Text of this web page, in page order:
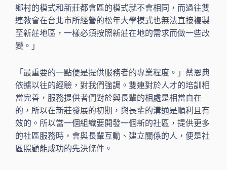
鄉村的模式和新莊都會區的模式就不會相同，而過往雙
連教會在台北市所經營的松年大學模式也無法直接複製
至新莊地區，一樣必須按照新莊在地的需求而做一些改
變。」
「最重要的一點便是提供服務者的專業程度。」蔡恩典
依據以往的經驗，對我們強調。雙連對於人才的培訓相
當完善，服務提供者們對於與長輩的相處是相當自在
的，所以在新莊發展的初期，與長輩的溝通是順利且有
效的。所以當一個組織要開發一個新的社區，提供更多
的社區服務時，會與長輩互動、建立關係的人，便是社
區照顧能成功的先決條件。